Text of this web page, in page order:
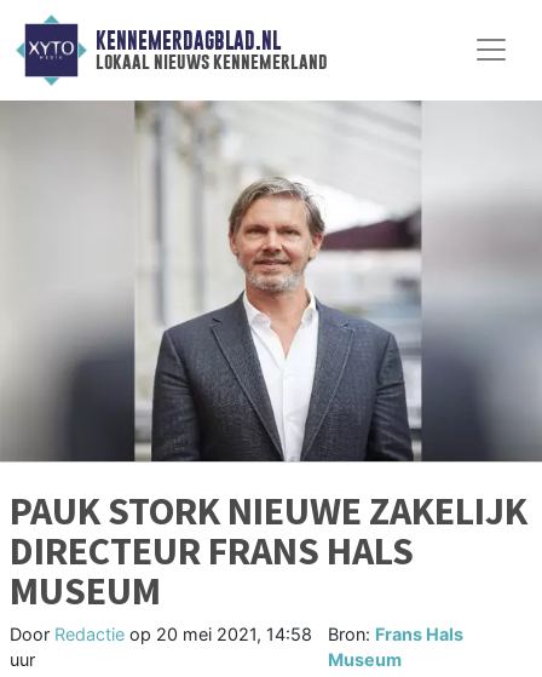
KENNEMERDAGBLAD.NL
lokaal nieuws kennemerland
PAUK STORK NIEUWE ZAKELIJK
DIRECTEUR FRANS HALS
MUSEUM
Door Redactie op 20 mei 2021, 14:58
uur
Bron: Frans Hals
Museum